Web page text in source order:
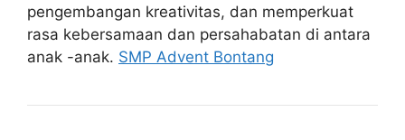
pengembangan kreativitas, dan memperkuat
rasa kebersamaan dan persahabatan di antara
anak -anak. SMP Advent Bontang